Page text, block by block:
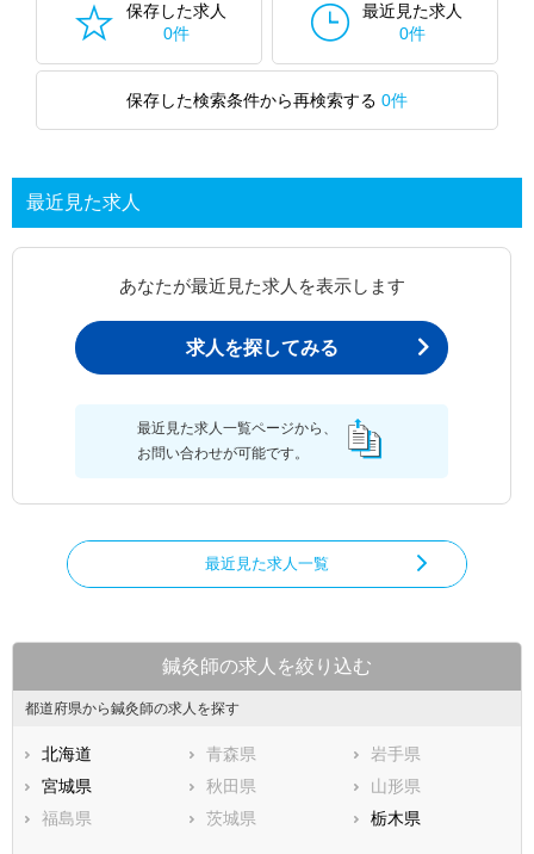
保存した求人
0件
最近見た求人
0件
保存した検索条件から再検索する 0件
最近見た求人
あなたが最近見た求人を表示します
求人を探してみる
最近見た求人一覧ページから、
お問い合わせが可能です。
最近見た求人一覧
鍼灸師の求人を絞り込む
都道府県から鍼灸師の求人を探す
北海道 青森県
岩手県
宮城県
秋田県
山形県
福島県
茨城県
栃木県